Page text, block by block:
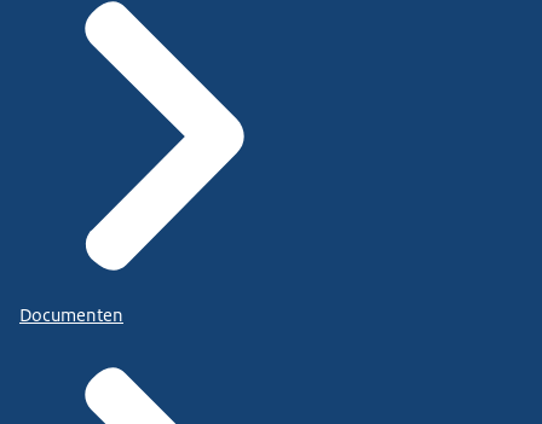
Documenten